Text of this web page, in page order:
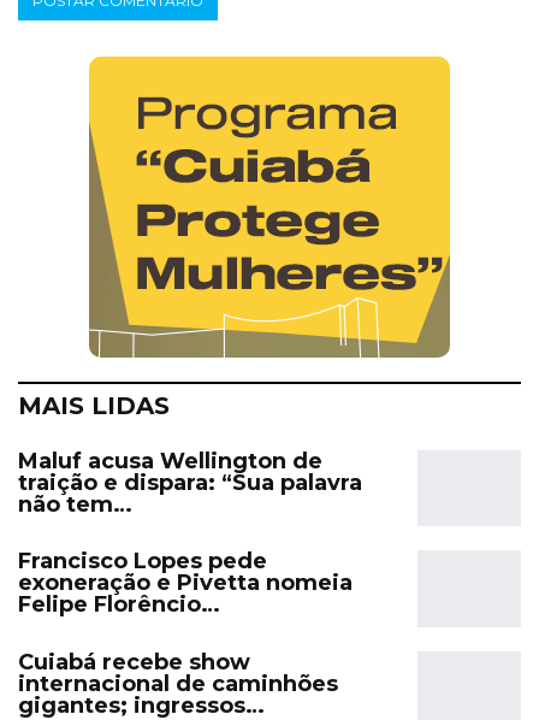
MAIS LIDAS
Maluf acusa Wellington de
traição e dispara: “Sua palavra
não tem…
Francisco Lopes pede
exoneração e Pivetta nomeia
Felipe Florêncio…
Cuiabá recebe show
internacional de caminhões
gigantes; ingressos…